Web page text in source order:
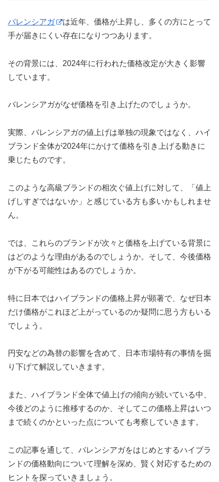
バレンシアガ
は近年、価格が上昇し、多くの方にとって
手が届きにくい存在になりつつあります。
その背景には、2024年に行われた価格改定が大きく影響
しています。
バレンシアガがなぜ価格を引き上げたのでしょうか。
実際、バレンシアガの値上げは単独の現象ではなく、ハイ
ブランド全体が2024年にかけて価格を引き上げる動きに
乗じたものです。
このような高級ブランドの相次ぐ値上げに対して、「値上
げしすぎではないか」と感じている方も多いかもしれませ
ん。
では、これらのブランドが次々と価格を上げている背景に
はどのような理由があるのでしょうか。そして、今後価格
が下がる可能性はあるのでしょうか。
特に日本ではハイブランドの価格上昇が顕著で、なぜ日本
だけ価格がこれほど上がっているのか疑問に思う方もいる
でしょう。
円安などの為替の影響を含めて、日本市場特有の事情を掘
り下げて解説していきます。
また、ハイブランド全体で値上げの傾向が続いている中、
今後どのように推移するのか、そしてこの価格上昇はいつ
まで続くのかといった点についても考察していきます。
この記事を通して、バレンシアガをはじめとするハイブラ
ンドの価格動向について理解を深め、賢く対応するための
ヒントを探っていきましょう。